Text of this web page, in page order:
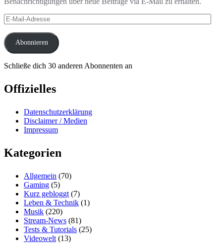
E-
Mail-
Adresse
Abonnieren
Schließe dich 30 anderen Abonnenten an
Offizielles
Datenschutzerklärung
Disclaimer / Medien
Impressum
Kategorien
Allgemein (70)
Gaming (5)
Kurz gebloggt (7)
Leben & Technik (1)
Musik (220)
Stream-News (81)
Tests & Tutorials (25)
Videowelt (13)